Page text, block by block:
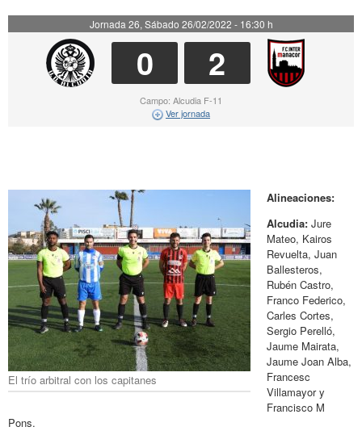
Jornada 26, Sábado 26/02/2022 - 16:30 h
0 2
Campo: Alcudia F-11
Ver jornada
El trío arbitral con los capitanes
Alineaciones:
Alcudia: Jure
Mateo, Kairos
Revuelta, Juan
Ballesteros,
Rubén Castro,
Franco Federico,
Carles Cortes,
Sergio Perelló,
Jaume Mairata,
Jaume Joan Alba,
Francesc
Villamayor y
Francisco M
Pons.